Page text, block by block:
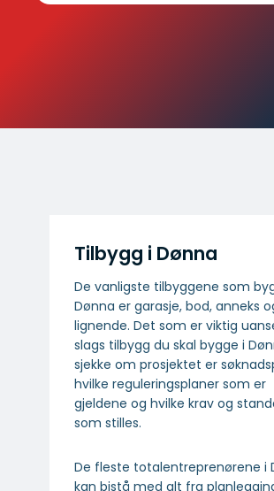
Tilbygg i Dønna
De vanligste tilbyggene som
Dønna er garasje, bod, anneks
lignende. Det som er viktig
slags tilbygg du skal bygge i
sjekke om prosjektet er
hvilke reguleringsplaner som er
gjeldene og hvilke krav og
som stilles.
De fleste totalentreprenørene i
kan bistå med alt fra